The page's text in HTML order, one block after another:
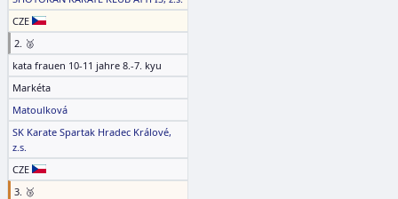
CZE
2. 🥈
kata frauen 10-11 jahre 8.-7. kyu
Markéta
Matoulková
SK Karate Spartak Hradec Králové,
z.s.
CZE
3. 🥉